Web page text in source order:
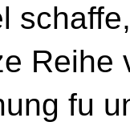
Reihe
fu